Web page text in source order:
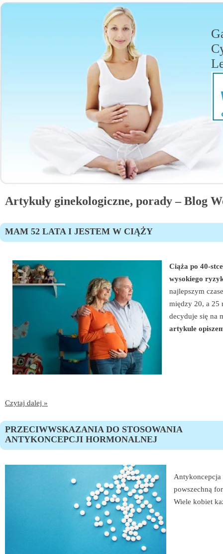
Artykuły ginekologiczne, porady – Blog
MAM 52 LATA I JESTEM W CIĄŻY
Ciąża po 40-
wysokiego
najlepszym
między 20, a 25
decyduje się na
artykule
Czytaj dalej »
PRZECIWWSKAZANIA DO STOSOWANIA
ANTYKONCEPCJI HORMONALNEJ
Antykoncepcja
powszechną
Wiele kobiet